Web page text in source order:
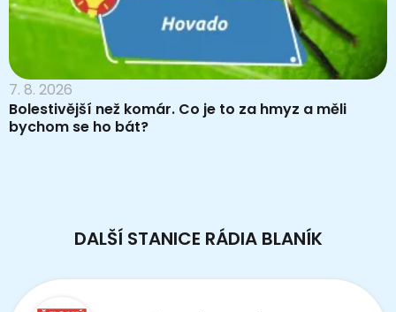
7. 8. 2026
Bolestivější než komár. Co je to za hmyz a měli
bychom se ho bát?
DALŠÍ STANICE RÁDIA BLANÍK